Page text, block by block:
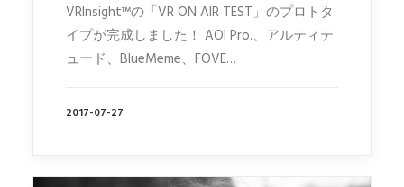
VRInsight™の「VR ON AIR TEST」のプロトタ
イプが完成しました！ AOI Pro.、アルティテ
ュード、BlueMeme、FOVE…
2017-07-27